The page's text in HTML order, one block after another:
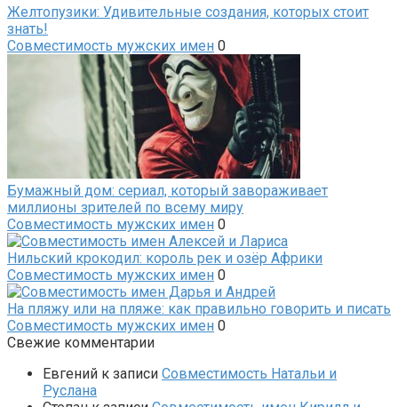
Желтопузики: Удивительные создания, которых стоит
знать!
Совместимость мужских имен 0
Бумажный дом: сериал, который завораживает
миллионы зрителей по всему миру
Совместимость мужских имен 0
Нильский крокодил: король рек и озёр Африки
Совместимость мужских имен 0
На пляжу или на пляже: как правильно говорить и писать
Совместимость мужских имен 0
Свежие комментарии
Евгений к записи Совместимость Натальи и
Руслана